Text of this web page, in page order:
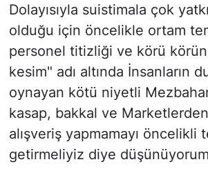
Dolayısıyla suistimala çok
olduğu için öncelikle ortam
personel titizliği ve körü
kesim" adı altında İnsanların
oynayan kötü niyetli
kasap, bakkal ve Marketlerden
alışveriş yapmamayı öncelikli
getirmeliyiz diye